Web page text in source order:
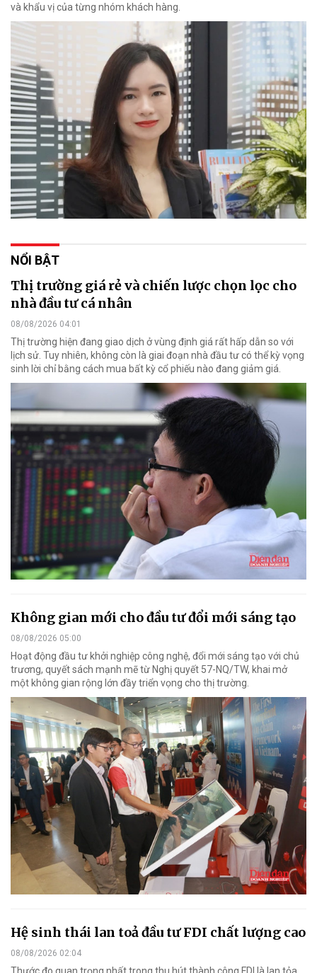
và khẩu vị của từng nhóm khách hàng.
NỔI BẬT
Thị trường giá rẻ và chiến lược chọn lọc cho
nhà đầu tư cá nhân
08/08/2026 04:01
Thị trường hiện đang giao dịch ở vùng định giá rất hấp dẫn so với
lịch sử. Tuy nhiên, không còn là giai đoạn nhà đầu tư có thể kỳ vọng
sinh lời chỉ bằng cách mua bất kỳ cổ phiếu nào đang giảm giá.
Không gian mới cho đầu tư đổi mới sáng tạo
08/08/2026 05:00
Hoạt động đầu tư khởi nghiệp công nghệ, đổi mới sáng tạo với chủ
trương, quyết sách mạnh mẽ từ Nghị quyết 57-NQ/TW, khai mở
một không gian rộng lớn đầy triển vọng cho thị trường.
Hệ sinh thái lan toả đầu tư FDI chất lượng cao
08/08/2026 02:04